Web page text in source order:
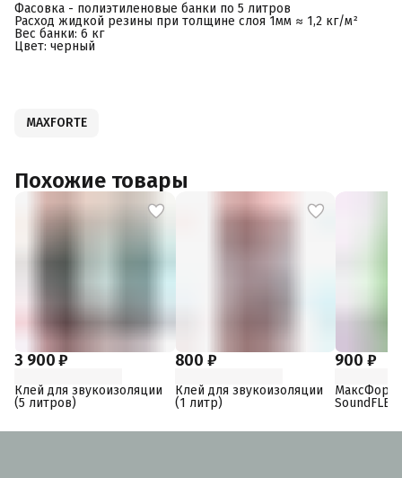
Фасовка - полиэтиленовые банки по 5 литров
Расход жидкой резины при толщине слоя 1мм ≈ 1,2 кг/м²
Вес банки: 6 кг
Цвет: черный
MAXFORTE
Похожие товары
3 900 ₽
Клей для звукоизоляции
(5 литров)
800 ₽
Клей для звукоизоляции
(1 литр)
900 ₽
SoundFLEX